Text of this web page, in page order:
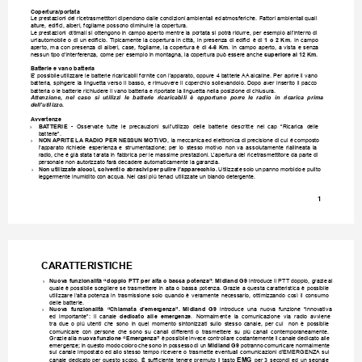
Copertura/portata
Le prestazioni dei ricetrasmettitori dipendono dalle condizioni ambientali ed atmosferiche. Fattori ambientali quali
alture, edici, alberi, fogliame possono diminuire la copertura.
Le prestazioni ottimali si ottengono in campo aperto mentre la portata si potrà ridurre, per esempio all’interno di
un’automobile o di un edicio. Tipicamente la copertura in città, in presenza di edici è di 1 o 2 Km. In campo
aperto, ma con presenza di alberi, case, fogliame, la copertura è di 4-6 Km In campo aperto, a vista e senza
nessun tipo d’interferenza, come per esempio in montagna, la copertura può essere anche superiore ai 12 Km
Batterie e vano batteria
E’ possibile utilizzare le batterie ricaricabili fornite con l’apparato, oppure 4 batterie AA alcaline. Per aprire il vano
batteria, spingere la linguetta verso basso, e rimuovere coperchio sollevandolo. Dopo aver inserito
pacco
batteria o le batterie richiudere il vano batteria e riportate la linguetta nella posizione di chiusura.
Attenzione, nel caso si utilizzi le batterie ricaricabili è opportuno porre le radio in ricarica prima
dell’utilizzo.
Avvertenze
BATTERIE
› - Osservate tutte le precauzioni sull’utilizzo delle batterie descritte nel cap “Ricarica
delle
batterie”.
NON APRITE LA RADIO PER NESSUN MOTIVO
› , la meccanica ed elettronica di precisione di cui é composto
l’apparato richiede esperienza e strumentazione; per lo stesso motivo non va assolutamente riallineata la
radio, che é già stata tarata in fabbrica per le massime prestazioni. L’apertura del ricetrasmettitore da parte di
personale non autorizzato farà decadere automaticamente la garanzia.
Non utilizzate alcool, solventi o abrasivi per pulire l’apparecchio.
› Utilizzate solo un panno morbido e pulito
leggermente inumidito con acqua. Nei casi più tenaci utilizzate un blando detergente.
1
CARATTERISTICHE
Nuova funzionalità “doppio PTT per alta o bassa potenza”
› : Midland G9 introduce il PTT doppio, grazie al
quale è possibile scegliere se trasmettere in alta o bassa potenza. Grazie a questa caratteristica è possibile
utilizzare l’alta potenza in trasmissione solo quando è veramente necessario, ottimizzando così il consumo
delle batterie.
Nuova funzionalità “Chiamata d’emergenza”. Midland G9
› introduce una nuova funzione “innovativa
ed importante”: il canale dedicato alle emergenze Normalmente la comunicazione via radio avviene
tra due o più utenti che sono in quel momento sintonizzati sullo stesso canale, per cui non è possibile
comunicare con persone che sono su canali differenti o trasmettere su più canali contemporaneamente.
Grazie alla nuova funzione “Emergenza” è possibile invece controllare costantemente il canale dedicato alle
emergenze; in questo modo coloro che sono in possesso di un Midland G9 potranno comunicare normalmente
sul canale impostato ed allo stesso tempo ricevere o trasmette eventuali comunicazioni d’EMERGENZA sul
canale dedicato per questo scopo. É sufciente tenere premuto tasto EMG per 3 secondi ed un segnale